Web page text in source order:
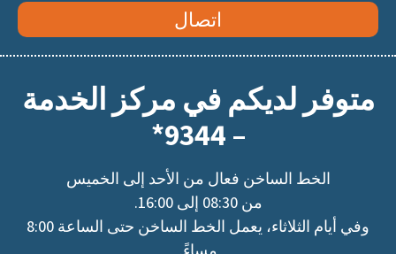
اتصال
متوفر لديكم في مركز الخدمة
– 9344*
الخط الساخن فعال من الأحد إلى الخميس
من 08:30 إلى 16:00.
وفي أيام الثلاثاء، يعمل الخط الساخن حتى الساعة 8:00